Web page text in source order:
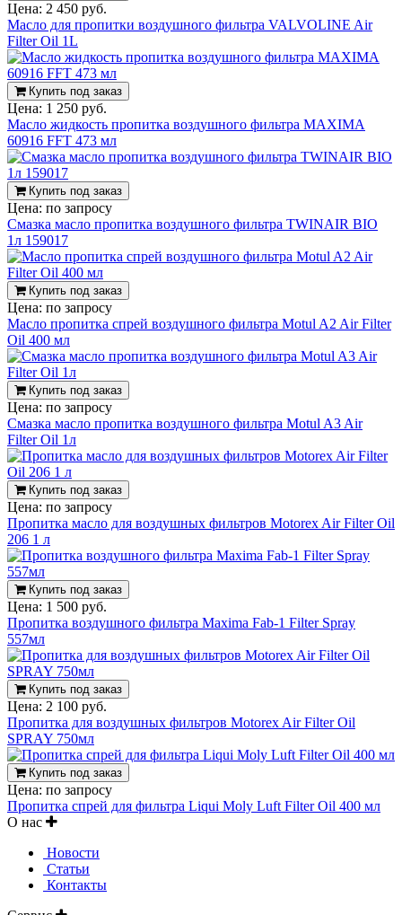
Цена: 2 450 руб.
Масло для пропитки воздушного фильтра VALVOLINE Air
Filter Oil 1L
Купить под заказ
Цена: 1 250 руб.
Масло жидкость пропитка воздушного фильтра MAXIMA
60916 FFT 473 мл
Купить под заказ
Цена: по запросу
Смазка масло пропитка воздушного фильтра TWINAIR BIO
1л 159017
Купить под заказ
Цена: по запросу
Масло пропитка спрей воздушного фильтра Motul A2 Air Filter
Oil 400 мл
Купить под заказ
Цена: по запросу
Смазка масло пропитка воздушного фильтра Motul A3 Air
Filter Oil 1л
Купить под заказ
Цена: по запросу
Пропитка масло для воздушных фильтров Motorex Air Filter Oil
206 1 л
Купить под заказ
Цена: 1 500 руб.
Пропитка воздушного фильтра Maxima Fab-1 Filter Spray
557мл
Купить под заказ
Цена: 2 100 руб.
Пропитка для воздушных фильтров Motorex Air Filter Oil
SPRAY 750мл
Купить под заказ
Цена: по запросу
Пропитка спрей для фильтра Liqui Moly Luft Filter Oil 400 мл
О нас
Новости
Статьи
Контакты